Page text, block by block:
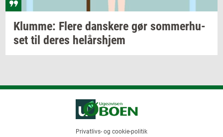
Klum­me: Flere dan­ske­re gør som­mer­hu­
set til deres helårs­hjem
Privatlivs- og cookie-politik